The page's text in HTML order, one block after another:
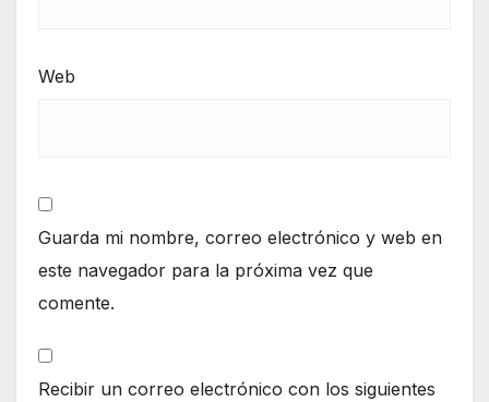
Web
Guarda mi nombre, correo electrónico y web en
este navegador para la próxima vez que
comente.
Recibir un correo electrónico con los siguientes